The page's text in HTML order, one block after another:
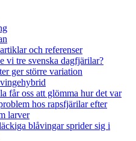
och referenser
vi tre svenska dagfjärilar?
ger större variation
får oss att glömma hur det var
hos rapsfjärilar efter
larver
blåvingar sprider sig i